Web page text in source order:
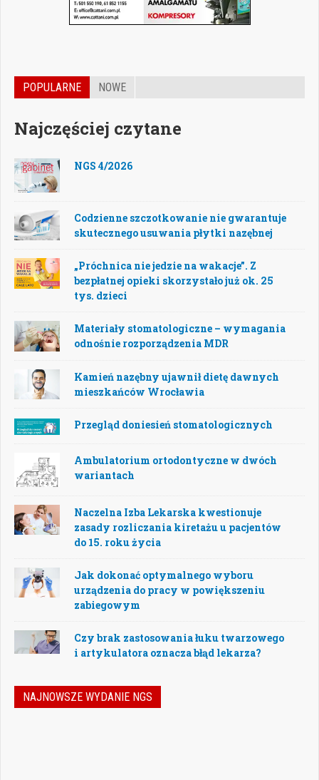
POPULARNE NOWE
Najczęściej czytane
NGS 4/2026
Codzienne szczotkowanie nie gwarantuje
skutecznego usuwania płytki nazębnej
„Próchnica nie jedzie na wakacje”. Z
bezpłatnej opieki skorzystało już ok. 25
tys. dzieci
Materiały stomatologiczne – wymagania
odnośnie rozporządzenia MDR
Kamień nazębny ujawnił dietę dawnych
mieszkańców Wrocławia
Przegląd doniesień stomatologicznych
Ambulatorium ortodontyczne w dwóch
wariantach
Naczelna Izba Lekarska kwestionuje
zasady rozliczania kiretażu u pacjentów
do 15. roku życia
Jak dokonać optymalnego wyboru
urządzenia do pracy w powiększeniu
zabiegowym
Czy brak zastosowania łuku twarzowego
i artykulatora oznacza błąd lekarza?
NAJNOWSZE WYDANIE NGS